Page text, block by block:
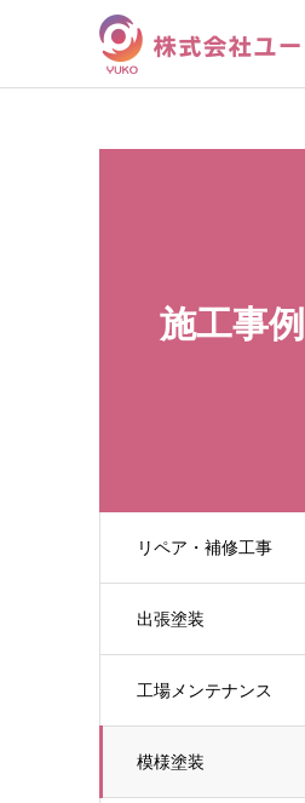
施工事例
リペア・補修工事
出張塗装
工場メンテナンス
模様塗装